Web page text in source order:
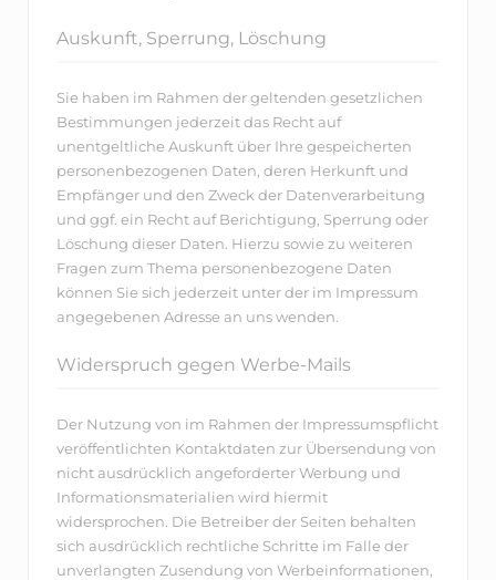
Auskunft, Sperrung, Löschung
Sie haben im Rahmen der geltenden gesetzlichen
Bestimmungen jederzeit das Recht auf
unentgeltliche Auskunft über Ihre gespeicherten
personenbezogenen Daten, deren Herkunft und
Empfänger und den Zweck der Datenverarbeitung
und ggf. ein Recht auf Berichtigung, Sperrung oder
Löschung dieser Daten. Hierzu sowie zu weiteren
Fragen zum Thema personenbezogene Daten
können Sie sich jederzeit unter der im Impressum
angegebenen Adresse an uns wenden.
Widerspruch gegen Werbe-Mails
Der Nutzung von im Rahmen der Impressumspflicht
veröffentlichten Kontaktdaten zur Übersendung von
nicht ausdrücklich angeforderter Werbung und
Informationsmaterialien wird hiermit
widersprochen. Die Betreiber der Seiten behalten
sich ausdrücklich rechtliche Schritte im Falle der
unverlangten Zusendung von Werbeinformationen,